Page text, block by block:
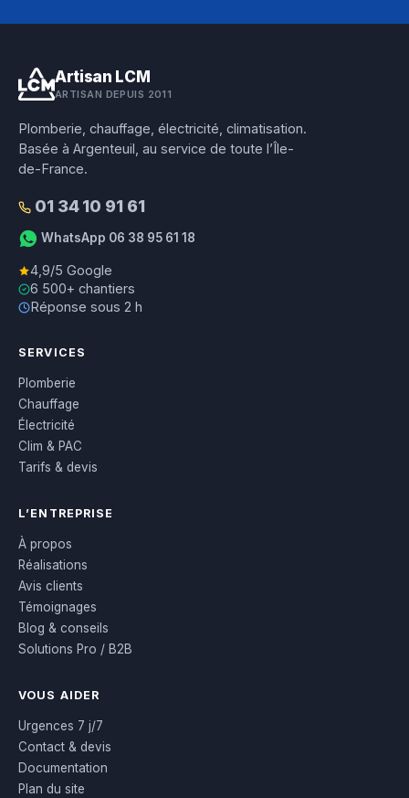
Artisan LCM
ARTISAN DEPUIS 2011
Plomberie, chauffage, électricité, climatisation.
Basée à Argenteuil, au service de toute l’Île-
de-France.
01 34 10 91 61
WhatsApp 06 38 95 61 18
4,9/5 Google
6 500+ chantiers
Réponse sous 2 h
SERVICES
Plomberie
Chauffage
Électricité
Clim & PAC
Tarifs & devis
L’ENTREPRISE
À propos
Réalisations
Avis clients
Témoignages
Blog & conseils
Solutions Pro / B2B
VOUS AIDER
Urgences 7 j/7
Contact & devis
Documentation
Plan du site